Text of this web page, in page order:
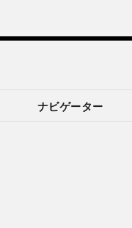
ナビゲーター